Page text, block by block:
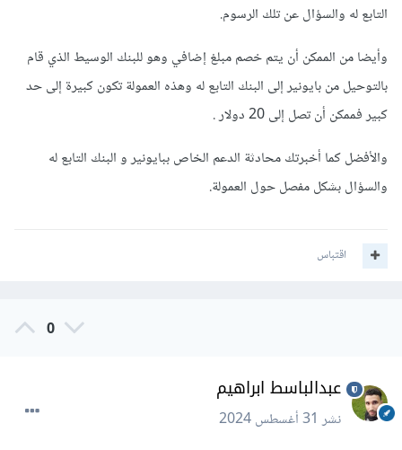
التابع له والسؤال عن تلك الرسوم.
وأيضا من الممكن أن يتم خصم مبلغ إضافي وهو للبنك الوسيط الذي قام
بالتوحيل من بايونير إلى البنك التابع له وهذه العمولة تكون كبيرة إلى حد
كبير فممكن أن تصل إلى 20 دولار .
والأفضل كما أخبرتك محادثة الدعم الخاص ببايونير و البنك التابع له
والسؤال بشكل مفصل حول العمولة.
اقتباس
0
عبدالباسط ابراهيم
نشر31 أغسطس 2024